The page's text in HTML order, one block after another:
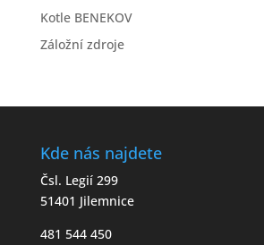
Kotle BENEKOV
Záložní zdroje
Kde nás najdete
Čsl. Legií 299
51401 Jilemnice
481 544 450